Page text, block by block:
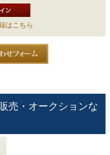
はこちら
売・オークションな